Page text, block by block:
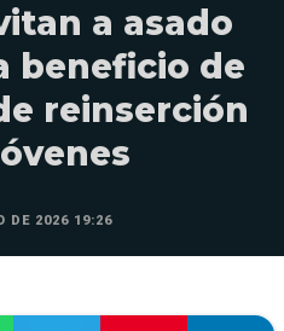
a asado
beneficio de
reinserción
DE 2026 19:26